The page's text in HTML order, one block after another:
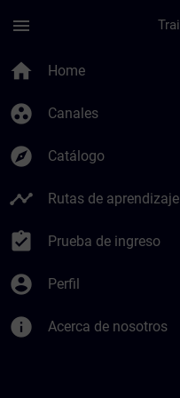
menu
home Home
group_work Canales
explore Catálogo
timeline Rutas de aprendizaje
assignment_turned_in Prueba de ingreso
account_circle Perfil
info Acerca de nosotros